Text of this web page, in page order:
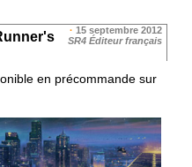
· 15 septembre 2012
SR4 Éditeur français
en précommande sur